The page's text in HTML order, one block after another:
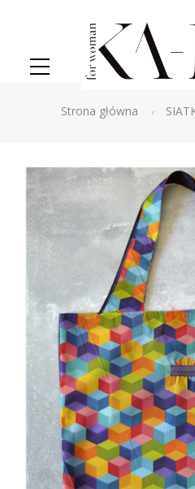
Strona główna